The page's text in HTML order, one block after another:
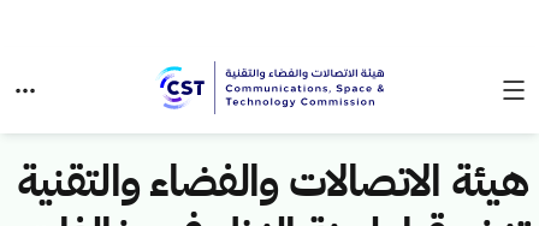
هيئة الاتصالات والفضاء والتقنية